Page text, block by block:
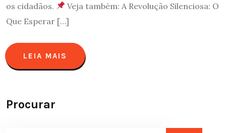
os cidadãos.
Veja também: A Revolução Silenciosa: O
Que Esperar […]
LEIA MAIS
Procurar